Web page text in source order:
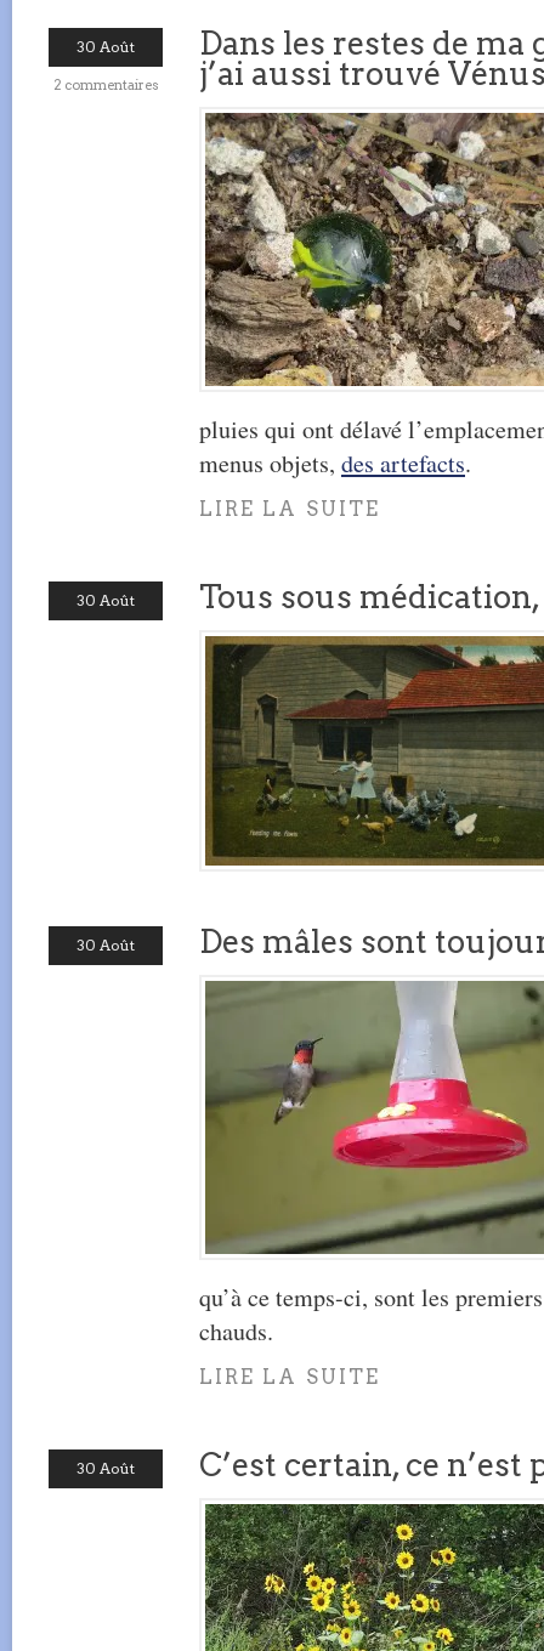
30 Août
2 commentaires
Dans les restes de ma
j’ai aussi trouvé
pluies qui ont délavé
menus objets, des artefacts.
LIRE LA SUITE
30 Août Tous sous
30 Août Des mâles sont
qu’à ce temps-ci, sont les
chauds.
LIRE LA SUITE
30 Août C’est certain, ce n’est